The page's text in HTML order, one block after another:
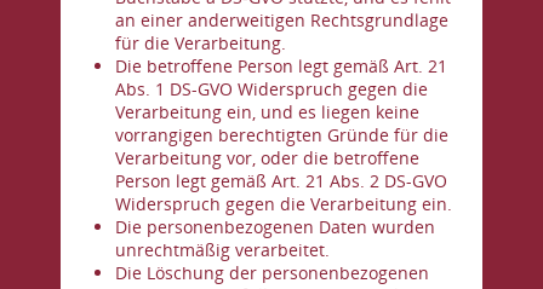
an einer anderweitigen Rechtsgrundlage
für die Verarbeitung.
Die betroffene Person legt gemäß Art. 21
Abs. 1 DS-GVO Widerspruch gegen die
Verarbeitung ein, und es liegen keine
vorrangigen berechtigten Gründe für die
Verarbeitung vor, oder die betroffene
Person legt gemäß Art. 21 Abs. 2 DS-GVO
Widerspruch gegen die Verarbeitung ein.
Die personenbezogenen Daten wurden
unrechtmäßig verarbeitet.
Die Löschung der personenbezogenen